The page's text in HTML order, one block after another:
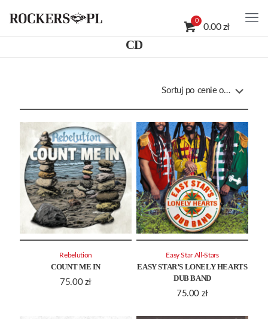
0
0.00 zł
CD
COUNT ME IN
75.00 zł
Rebelution
EASY STAR’S LONELY HEARTS
DUB BAND
75.00 zł
Easy Star All-Stars